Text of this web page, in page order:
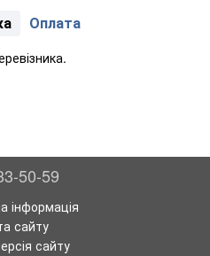
Оплата
50-59
інформація
сайту
сайту